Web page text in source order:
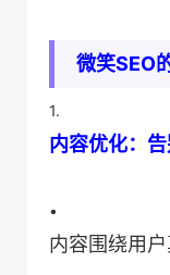
微笑SEO
1.
内容优化：
•
内容围绕用